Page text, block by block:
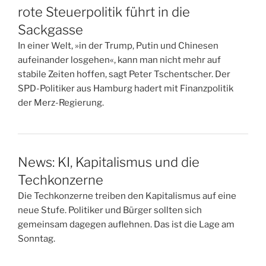
rote Steuerpolitik führt in die
Sackgasse
In einer Welt, »in der Trump, Putin und Chinesen
aufeinander losgehen«, kann man nicht mehr auf
stabile Zeiten hoffen, sagt Peter Tschentscher. Der
SPD-Politiker aus Hamburg hadert mit Finanzpolitik
der Merz-Regierung.
News: KI, Kapitalismus und die
Techkonzerne
Die Techkonzerne treiben den Kapitalismus auf eine
neue Stufe. Politiker und Bürger sollten sich
gemeinsam dagegen auflehnen. Das ist die Lage am
Sonntag.